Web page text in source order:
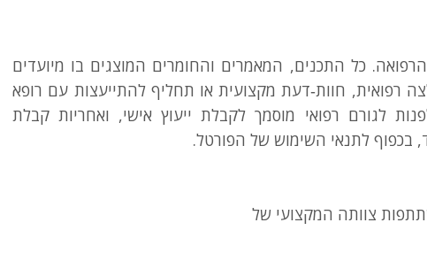
כל התכנים, המאמרים והחומרים המוצגים בו מיועדים
רפואית, חוות‑דעת מקצועית או תחליף להתייעצות עם רופא
לגורם רפואי מוסמך לקבלת ייעוץ אישי, ואחריות קבלת
לתנאי השימוש של הפורטל.
צוותה המקצועי של